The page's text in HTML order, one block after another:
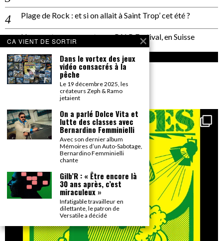
CA VIENT DE SORTIR
Dans le vortex des jeux
vidéo consacrés à la
pêche
Le 19 décembre 2025, les
créateurs Zeph & Ramo
jetaient
On a parlé Dolce Vita et
lutte des classes avec
Bernardino Femminielli
Avec son dernier album
Mémoires d’un Auto-Sabotage,
Bernardino Femminielli
chante
Gilb’R : « Être encore là
30 ans après, c’est
miraculeux »
Infatigable travailleur en
dilettante, le patron de
Versatile a décidé